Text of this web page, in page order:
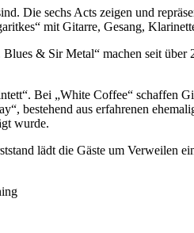
Die sechs Acts zeigen und
mit Gitarre, Gesang,
& Sir Metal“ machen seit über
Bei „White Coffee“ schaffen
bestehend aus erfahrenen
wurde.
lädt die Gäste um Verweilen